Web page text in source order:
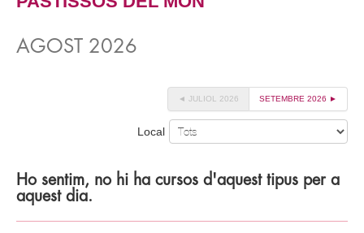
AGOST 2026
◄ JULIOL 2026 SETEMBRE 2026 ►
Local
Ho sentim, no hi ha cursos d'aquest tipus per a
aquest dia.